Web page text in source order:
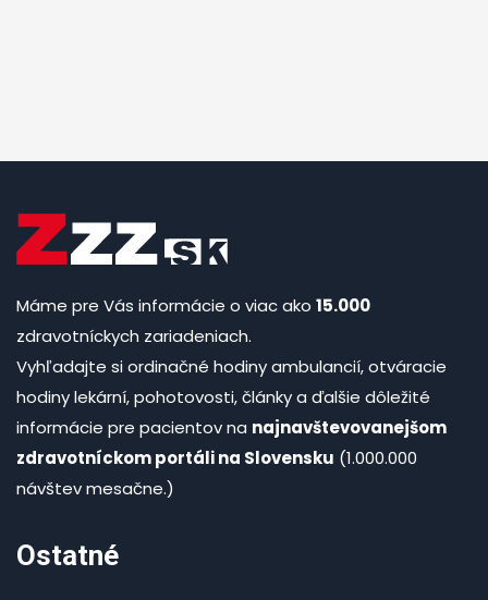
Máme pre Vás informácie o viac ako 15.000
zdravotníckych zariadeniach.
Vyhľadajte si ordinačné hodiny ambulancií, otváracie
hodiny lekární, pohotovosti, články a ďalšie dôležité
informácie pre pacientov na najnavštevovanejšom
zdravotníckom portáli na Slovensku (1.000.000
návštev mesačne.)
Ostatné